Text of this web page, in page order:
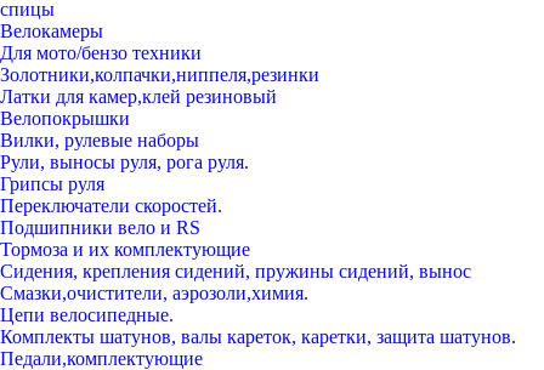
спицы
Велокамеры
Для мото/бензо техники
Золотники,колпачки,ниппеля,резинки
Латки для камер,клей резиновый
Велопокрышки
Вилки, рулевые наборы
Рули, выносы руля, рога руля.
Грипсы руля
Переключатели скоростей.
Подшипники вело и RS
Тормоза и их комплектующие
Сидения, крепления сидений, пружины сидений, вынос
Смазки,очистители, аэрозоли,химия.
Цепи велосипедные.
Комплекты шатунов, валы кареток, каретки, защита шатунов.
Педали,комплектующие